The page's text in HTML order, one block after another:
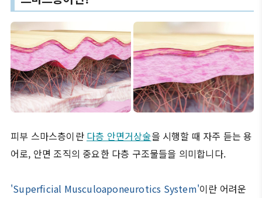
피부 스마스층이란 다층 안면거상술을 시행할 때 자주 듣는 용
어로, 안면 조직의 중요한 다층 구조물들을 의미합니다.
'Superficial Musculoaponeurotics System'이란 어려운